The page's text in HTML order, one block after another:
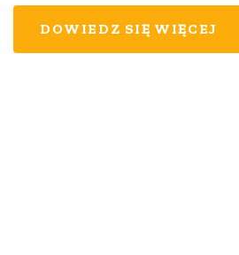
DOWIEDZ SIĘ WIĘCEJ